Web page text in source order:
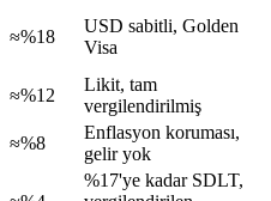
≈%18
USD sabitli, Golden
Visa
≈%12
Likit, tam
vergilendirilmiş
≈%8
Enflasyon koruması,
gelir yok
%17'ye kadar SDLT,